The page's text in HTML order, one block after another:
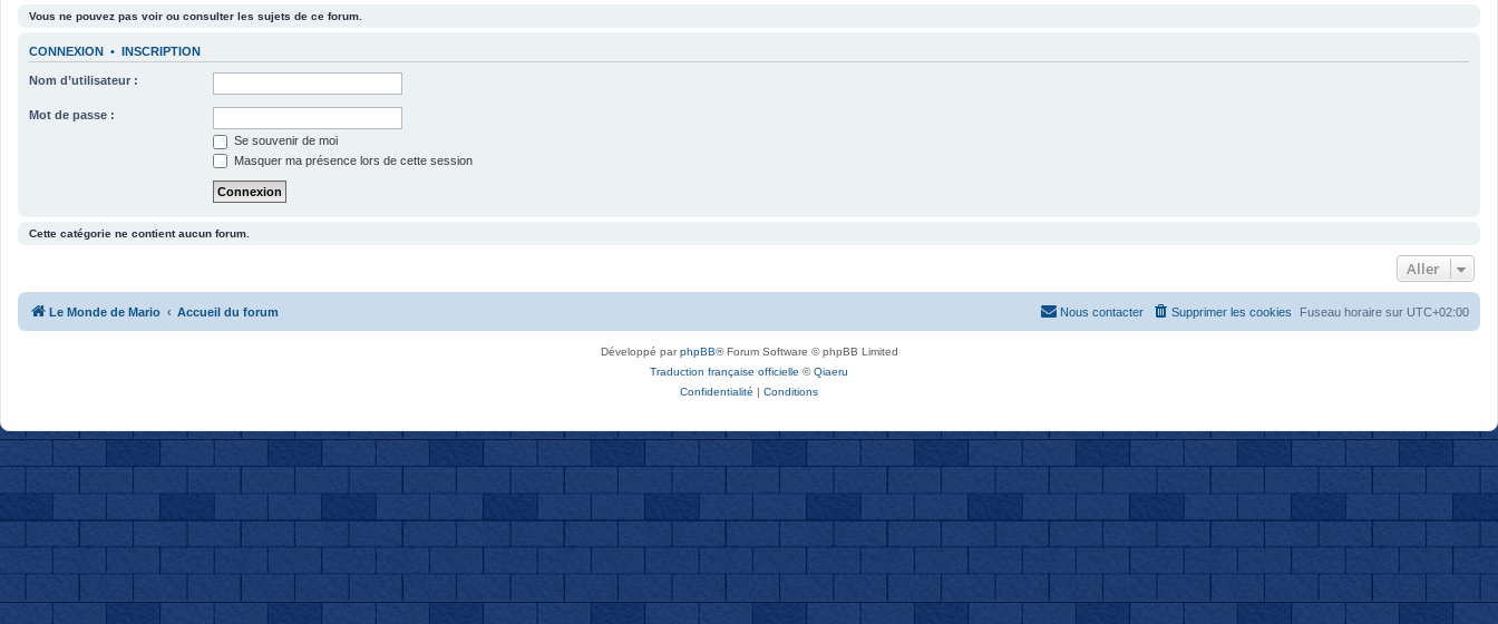
Vous ne pouvez pas voir ou consulter les sujets de ce forum.
CONNEXION • INSCRIPTION
Nom d’utilisateur :
Mot de passe :
Se souvenir de moi
Masquer ma présence lors de cette session
Cette catégorie ne contient aucun forum.
Aller
Le Monde de Mario Accueil du forum Fuseau horaire sur UTC+02:00
Supprimer les cookies
Nous contacter
Développé parphpBB® Forum Software © phpBB Limited
Traduction française officielle ©Qiaeru
Confidentialité | Conditions